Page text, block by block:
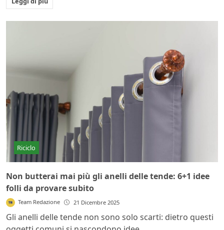
Riciclo
Non butterai mai più gli anelli delle tende: 6+1 idee
folli da provare subito
Team Redazione 21 Dicembre 2025
Gli anelli delle tende non sono solo scarti: dietro questi